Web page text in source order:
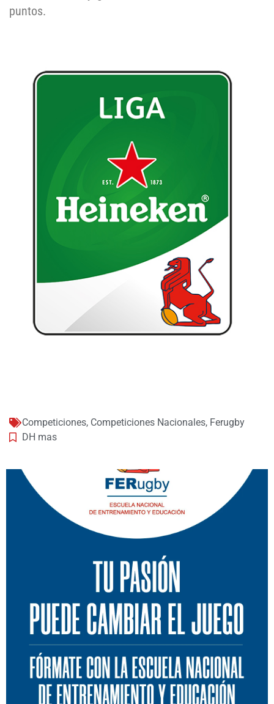
puntos.
Competiciones, Competiciones Nacionales, Ferugby
DH mas